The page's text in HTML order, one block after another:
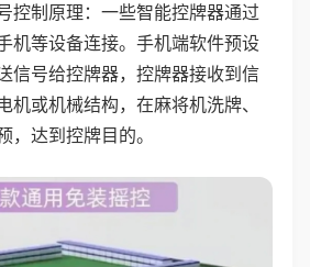
控制原理：一些智能控牌器通过
机等设备连接。手机端软件预设
信号给控牌器，控牌器接收到信
机或机械结构，在麻将机洗牌、
，达到控牌目的。